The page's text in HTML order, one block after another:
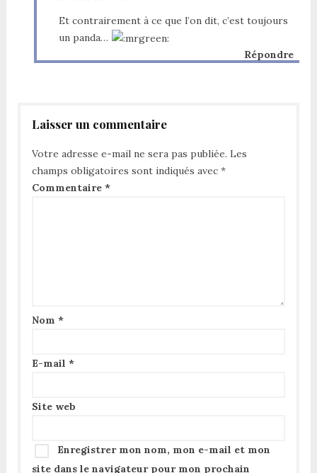
Et contrairement à ce que l’on dit, c’est toujours
un panda…
Répondre
Laisser un commentaire
Votre adresse e-mail ne sera pas publiée. Les
champs obligatoires sont indiqués avec *
Commentaire *
Nom *
E-mail *
Site web
Enregistrer mon nom, mon e-mail et mon
site dans le navigateur pour mon prochain